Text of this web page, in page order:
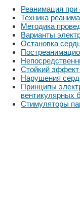
Реанимация
Техника
Методика
Варианты
Остановка
Стойкий
Нарушения
Принципы
вентикулярных
Cтимуляторы